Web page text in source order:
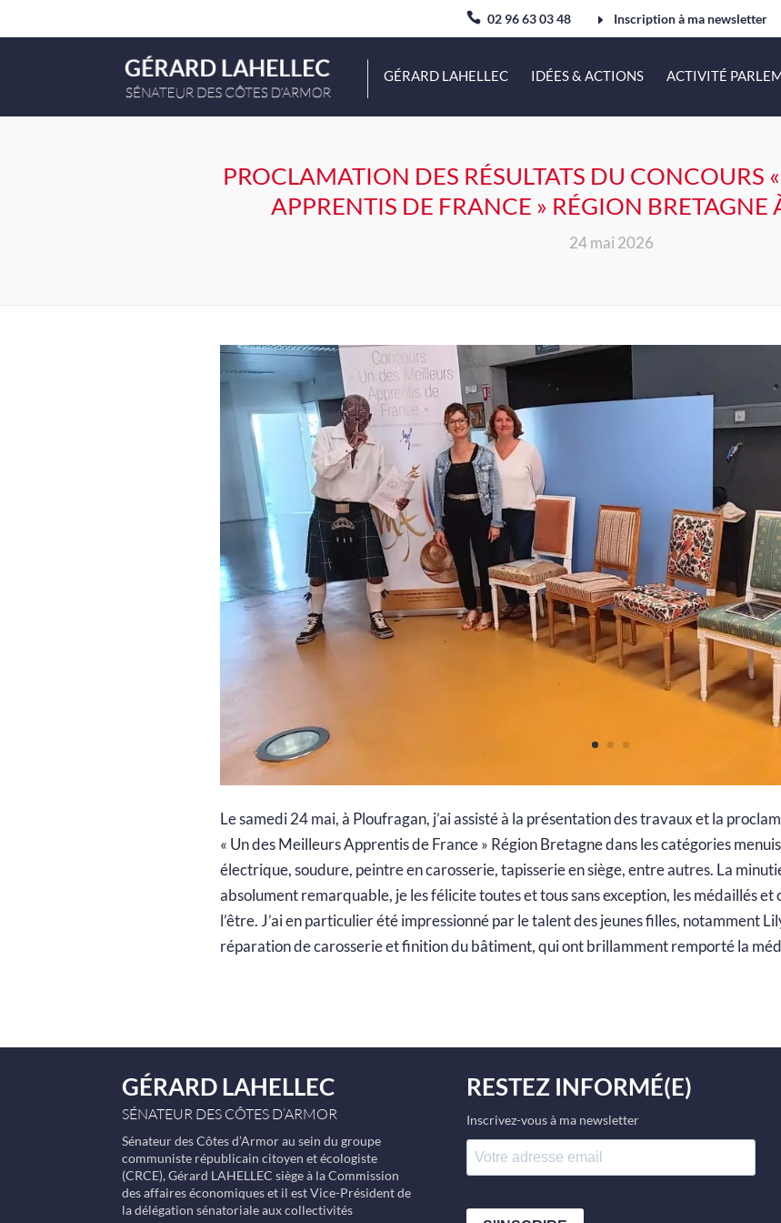
02 96 63 03 48 Inscription à ma newsletter
GÉRARD LAHELLEC IDÉES & ACTIONS ACTIVITÉ
PROCLAMATION DES RÉSULTATS DU CONCOURS
APPRENTIS DE FRANCE » RÉGION BRETAGNE
24 mai 2026
Le samedi 24 mai, à Ploufragan, j’ai assisté à la présentation des travaux et la
« Un des Meilleurs Apprentis de France » Région Bretagne dans les catégories
électrique, soudure, peintre en carosserie, tapisserie en siège, entre autres. La
absolument remarquable, je les félicite toutes et tous sans exception, les médaillés et
l’être. J’ai en particulier été impressionné par le talent des jeunes filles, notamment
réparation de carosserie et finition du bâtiment, qui ont brillamment remporté la
GÉRARD LAHELLEC
SÉNATEUR DES CÔTES D’ARMOR
Sénateur des Côtes d’Armor au sein du groupe
communiste républicain citoyen et écologiste
(CRCE), Gérard LAHELLEC siège à la Commission
des affaires économiques et il est Vice-Président de
la délégation sénatoriale aux collectivités
RESTEZ INFORMÉ(E)
Inscrivez-vous à ma newsletter